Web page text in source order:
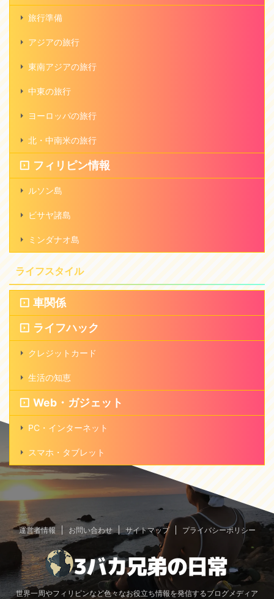
旅行準備
アジアの旅行
東南アジアの旅行
中東の旅行
ヨーロッパの旅行
北・中南米の旅行
フィリピン情報
ルソン島
ビサヤ諸島
ミンダナオ島
ライフスタイル
車関係
ライフハック
クレジットカード
生活の知恵
Web・ガジェット
PC・インターネット
スマホ・タブレット
運営者情報 お問い合わせ サイトマップ プライバシーポリシー
世界一周やフィリピンなど色々なお役立ち情報を発信するブログメディア